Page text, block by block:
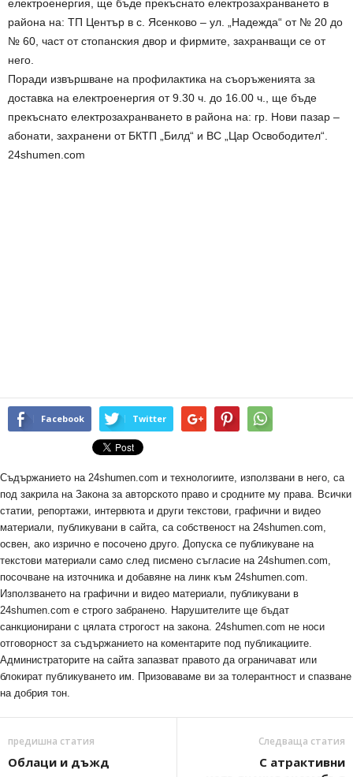
електроенергия, ще бъде прекъснато електрозахранването в
района на: ТП Център в с. Ясенково – ул. „Надежда“ от № 20 до
№ 60, част от стопанския двор и фирмите, захранващи се от
него.
Поради извършване на профилактика на съоръженията за
доставка на електроенергия от 9.30 ч. до 16.00 ч., ще бъде
прекъснато електрозахранването в района на: гр. Нови пазар –
абонати, захранени от БКТП „Билд“ и ВС „Цар Освободител“.
24shumen.com
Facebook Twitter
Съдържанието на 24shumen.com и технологиите, използвани в него, са
под закрила на Закона за авторското право и сродните му права. Всички
статии, репортажи, интервюта и други текстови, графични и видео
материали, публикувани в сайта, са собственост на 24shumen.com,
освен, ако изрично е посочено друго. Допуска се публикуване на
текстови материали само след писмено съгласие на 24shumen.com,
посочване на източника и добавяне на линк към 24shumen.com.
Използването на графични и видео материали, публикувани в
24shumen.com е строго забранено. Нарушителите ще бъдат
санкционирани с цялата строгост на закона. 24shumen.com не носи
отговорност за съдържанието на коментарите под публикациите.
Администраторите на сайта запазват правото да ограничават или
блокират публикуването им. Призоваваме ви за толерантност и спазване
на добрия тон.
предишна статия
Облаци и дъжд
Следваща статия
С атрактивни